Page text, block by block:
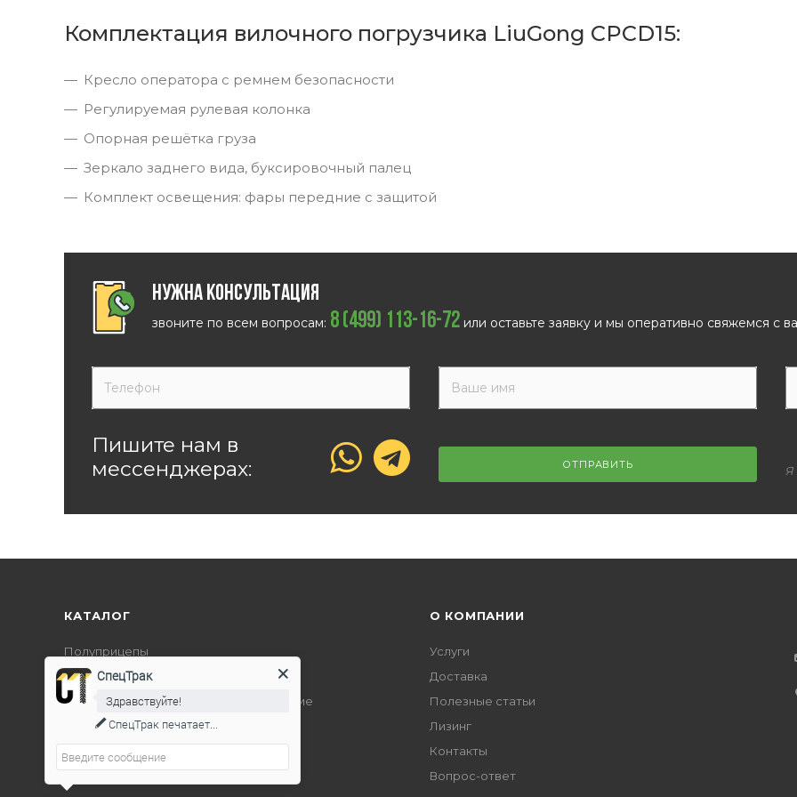
Комплектация вилочного погрузчика LiuGong CPCD15:
Кресло оператора с ремнем безопасности
Регулируемая рулевая колонка
Опорная решётка груза
Зеркало заднего вида, буксировочный палец
Комплект освещения: фары передние с защитой
Нужна консультация
звоните по всем вопросам: 8 (499) 113-16-72 или оставьте заявку и мы оперативно свяжемся с
Пишите нам в
мессенджерах:
ОТПРАВИТЬ Я
КАТАЛОГ
Полуприцепы
Дорожно-строительная техника
Подъемно-транспортное оборудование
О КОМПАНИИ
Услуги
Доставка
Полезные статьи
Лизинг
Контакты
Вопрос-ответ
СпецТрак
Здравствуйте!
СпецТрак печатает...